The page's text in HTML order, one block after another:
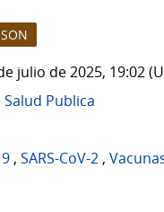
julio de 2025, 19:02
Publica
, SARS-CoV-2,